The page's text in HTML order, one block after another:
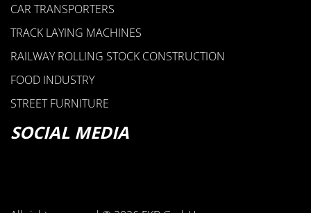
CAR TRANSPORTERS
TRACK LAYING MACHINES
RAILWAY ROLLING STOCK CONSTRUCTION
FOOD INDUSTRY
STREET FURNITURE
SOCIAL MEDIA